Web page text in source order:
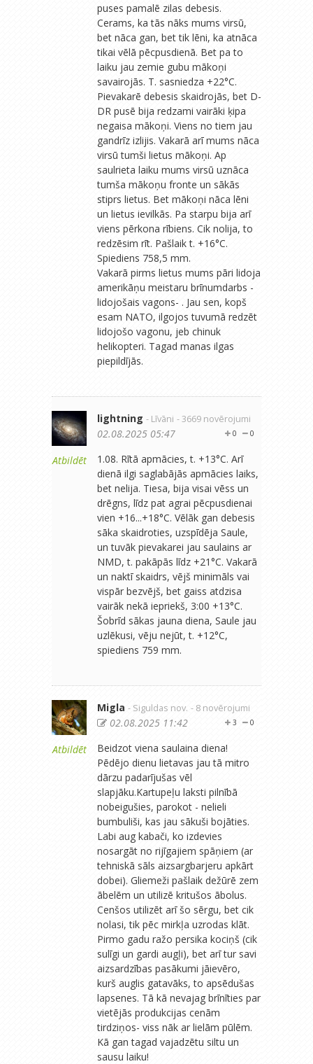
puses pamalē zilas debesis.
Cerams, ka tās nāks mums virsū,
bet nāca gan, bet tik lēni, ka atnāca
tikai vēlā pēcpusdienā. Bet pa to
laiku jau zemie gubu mākoņi
savairojās. T. sasniedza +22°C.
Pievakarē debesis skaidrojās, bet D-
DR pusē bija redzami vairāki ķipa
negaisa mākoņi. Viens no tiem jau
gandrīz izlijis. Vakarā arī mums nāca
virsū tumši lietus mākoņi. Ap
saulrieta laiku mums virsū uznāca
tumša mākoņu fronte un sākās
stiprs lietus. Bet mākoņi nāca lēni
un lietus ievilkās. Pa starpu bija arī
viens pērkona rībiens. Cik nolija, to
redzēsim rīt. Pašlaik t. +16°C.
Spiediens 758,5 mm.
Vakarā pirms lietus mums pāri lidoja
amerikāņu meistaru brīnumdarbs -
lidojošais vagons- . Jau sen, kopš
esam NATO, ilgojos tuvumā redzēt
lidojošo vagonu, jeb chinuk
helikopteri. Tagad manas ilgas
piepildījās.
Atbildēt
lightning - Līvāni - 3669 novērojumi
0
0
02.08.2025 05:47
1.08. Rītā apmācies, t. +13°C. Arī
dienā ilgi saglabājās apmācies laiks,
bet nelija. Tiesa, bija visai vēss un
drēgns, līdz pat agrai pēcpusdienai
vien +16...+18°C. Vēlāk gan debesis
sāka skaidroties, uzspīdēja Saule,
un tuvāk pievakarei jau saulains ar
NMD, t. pakāpās līdz +21°C. Vakarā
un naktī skaidrs, vējš minimāls vai
vispār bezvējš, bet gaiss atdzisa
vairāk nekā iepriekš, 3:00 +13°C.
Šobrīd sākas jauna diena, Saule jau
uzlēkusi, vēju nejūt, t. +12°C,
spiediens 759 mm.
Atbildēt
Migla - Siguldas nov. - 8 novērojumi
0
3
02.08.2025 11:42
Beidzot viena saulaina diena!
Pēdējo dienu lietavas jau tā mitro
dārzu padarījušas vēl
slapjāku.Kartupeļu laksti pilnībā
nobeigušies, parokot - nelieli
bumbuliši, kas jau sākuši bojāties.
Labi aug kabači, ko izdevies
nosargāt no rijīgajiem spāņiem (ar
tehniskā sāls aizsargbarjeru apkārt
dobei). Gliemeži pašlaik dežūrē zem
ābelēm un utilizē kritušos ābolus.
Cenšos utilizēt arī šo sērgu, bet cik
nolasi, tik pēc mirkļa uzrodas klāt.
Pirmo gadu ražo persika kociņš (cik
sulīgi un gardi augļi), bet arī tur savi
aizsardzības pasākumi jāievēro,
kurš auglis gatavāks, to apsēdušas
lapsenes. Tā kā nevajag brīnīties par
vietējās produkcijas cenām
tirdziņos- viss nāk ar lielām pūlēm.
Kā gan tagad vajadzētu siltu un
sausu laiku!